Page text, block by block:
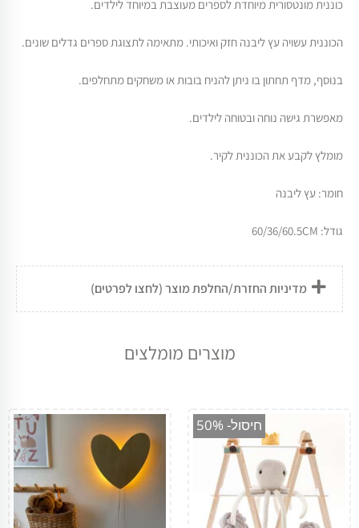
כוננית מונטסורית מיוחדת לספרים מעוצבת במיוחד לילדים.
הכוננית עשויה עץ ליבנה חזק ואיכותי. מתאימה לתצוגת ספרים גדלים שונים.
בנוסף, מדף תחתון בו ניתן להניח בובות או משחקים מתחלפים.
מאפשרת גישה נוחה ובטוחה לילדים.
מומלץ לקבע את הכוננית לקיר.
חומר: עץ ליבנה
גודל: 60/36/60.5CM
מדיניות החזרת/החלפת מוצר (לחצו לפרטים)
מוצרים מומלצים
חיסול- 50%